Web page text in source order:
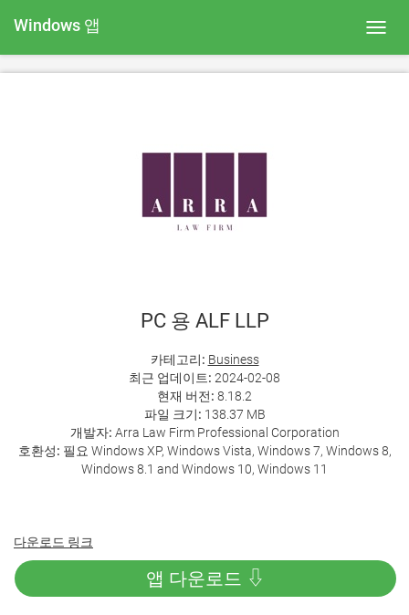
Windows 앱
PC 용 ALF LLP
카테고리: Business
최근 업데이트: 2024-02-08
현재 버전: 8.18.2
파일 크기: 138.37 MB
개발자: Arra Law Firm Professional Corporation
호환성: 필요 Windows XP, Windows Vista, Windows 7, Windows 8,
Windows 8.1 and Windows 10, Windows 11
다운로드 링크
앱 다운로드 ⇩